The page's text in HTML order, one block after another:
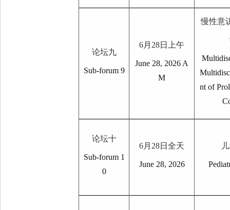
论坛九
Sub-forum 9
6月 28日上午
June 28, 2026 A
M
慢性意
nt of
论坛十
Sub-forum 1
0
6月 28日全天
June 28, 2026